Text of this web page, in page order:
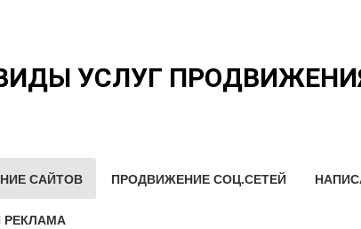
УСЛУГ
САЙТОВ ПРОДВИЖЕНИЕ СОЦ.СЕТЕЙ
РЕКЛАМА